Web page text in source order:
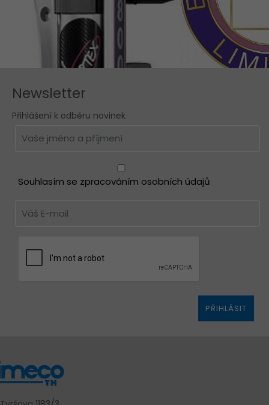
Newsletter
Přihlášení k odběru novinek
Souhlasím se zpracováním osobních údajů
PŘIHLÁSIT